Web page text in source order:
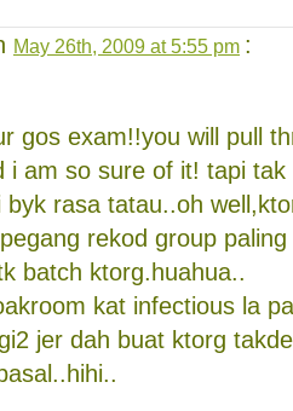
May 26th, 2009 at 5:55 pm :
gos exam!!you will pull
i am so sure of it! tapi
byk rasa tatau..oh
rekod group
batch ktorg.huahua..
kat infectious la
jer dah buat ktorg